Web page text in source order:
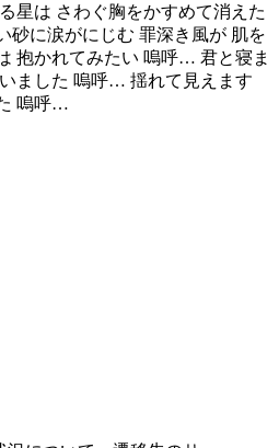
星は さわぐ胸をかすめて消えた
砂に涙がにじむ 罪深き風が 肌を
抱かれてみたい 嗚呼… 君と寝ま
ました 嗚呼… 揺れて見えます
嗚呼…